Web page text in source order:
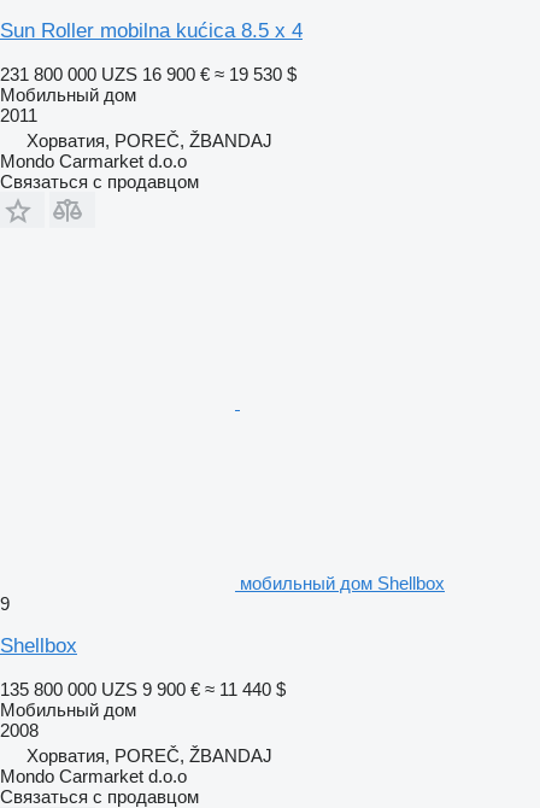
Sun Roller mobilna kućica 8.5 x 4
231 800 000 UZS 16 900 € ≈ 19 530 $
Мобильный дом
2011
Хорватия, POREČ, ŽBANDAJ
Mondo Carmarket d.o.o
Связаться с продавцом
мобильный дом Shellbox
9
Shellbox
135 800 000 UZS 9 900 € ≈ 11 440 $
Мобильный дом
2008
Хорватия, POREČ, ŽBANDAJ
Mondo Carmarket d.o.o
Связаться с продавцом